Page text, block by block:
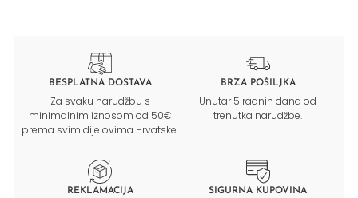
BESPLATNA DOSTAVA
Za svaku narudžbu s
minimalnim iznosom od 50€
prema svim dijelovima Hrvatske.
BRZA POŠILJKA
Unutar 5 radnih dana od
trenutka narudžbe.
REKLAMACIJA SIGURNA KUPOVINA